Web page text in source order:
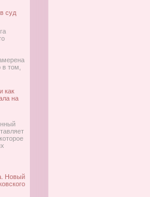
суд
том,
как
на
Новый